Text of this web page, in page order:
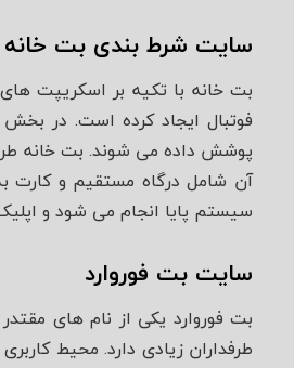
سایت شرط بندی بت خانه
بت خانه با تکیه بر اسکریپت‌
پوشش داده می‌ شوند. بت خانه
آن شامل درگاه مستقیم و کارت
سیستم پایا انجام می‌ شود و
سایت بت فوروارد
بت فوروارد یکی از نام‌ های
طرفداران زیادی دارد. محیط